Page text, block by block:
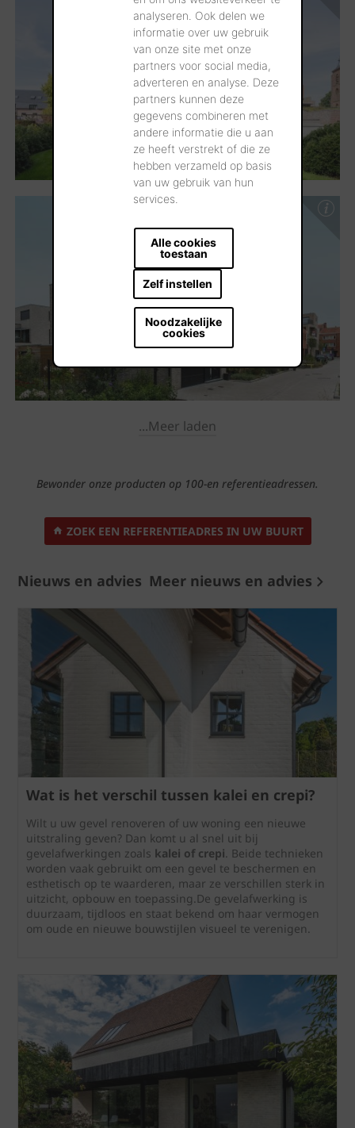
analyseren. Ook delen we
informatie over uw gebruik
van onze site met onze
partners voor social media,
adverteren en analyse. Deze
partners kunnen deze
gegevens combineren met
andere informatie die u aan
ze heeft verstrekt of die ze
hebben verzameld op basis
van uw gebruik van hun
services.
Alle cookies
toestaan
Zelf instellen
Noodzakelijke
cookies
...Meer laden
Bewonder onze producten op 100-en referentieadressen.
ZOEK EEN REFERENTIEADRES IN UW BUURT
Nieuws en advies Meer nieuws en advies
Wat is het verschil tussen kalei en crepi?
Wilt u uw gevel renoveren of uw woning een nieuwe
uitstraling geven? Dan komt u al snel uit bij
gevelafwerkingen zoals kalei of crepi. Beide technieken
worden vaak gebruikt om een gevel te beschermen en
esthetisch op te waarderen, maar ze verschillen sterk in
uitzicht, opbouw en toepassing.De gevelafwerking is
duurzaam, tijdloos en staat bekend om haar vermogen
om oude en nieuwe bouwstijlen visueel te verenigen.